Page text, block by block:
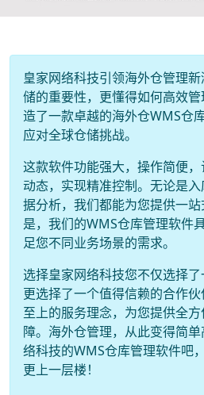
皇家网络科技引领海外仓管理
储的重要性，更懂得如何高效
造了一款卓越的海外仓WMS仓
应对全球仓储挑战。
这款软件功能强大，操作简便
动态，实现精准控制。无论是
据分析，我们都能为您提供一
是，我们的WMS仓库管理软件
足您不同业务场景的需求。
选择皇家网络科技您不仅选择了
更选择了一个值得信赖的合作
至上的服务理念，为您提供全
障。海外仓管理，从此变得简
络科技的WMS仓库管理软件吧
更上一层楼！